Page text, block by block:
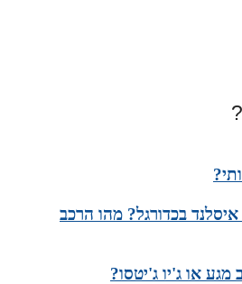
בכדורגל? מהו הרכב
מגע או ג'יו ג'יטסו?